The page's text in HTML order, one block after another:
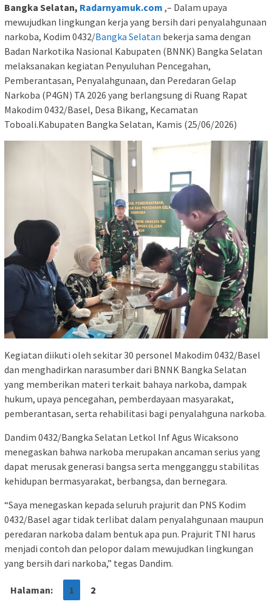
Bangka Selatan, Radarnyamuk.com ,– Dalam upaya
mewujudkan lingkungan kerja yang bersih dari penyalahgunaan
narkoba, Kodim 0432/Bangka Selatan bekerja sama dengan
Badan Narkotika Nasional Kabupaten (BNNK) Bangka Selatan
melaksanakan kegiatan Penyuluhan Pencegahan,
Pemberantasan, Penyalahgunaan, dan Peredaran Gelap
Narkoba (P4GN) TA 2026 yang berlangsung di Ruang Rapat
Makodim 0432/Basel, Desa Bikang, Kecamatan
Toboali.Kabupaten Bangka Selatan, Kamis (25/06/2026)
Kegiatan diikuti oleh sekitar 30 personel Makodim 0432/Basel
dan menghadirkan narasumber dari BNNK Bangka Selatan
yang memberikan materi terkait bahaya narkoba, dampak
hukum, upaya pencegahan, pemberdayaan masyarakat,
pemberantasan, serta rehabilitasi bagi penyalahguna narkoba.
Dandim 0432/Bangka Selatan Letkol Inf Agus Wicaksono
menegaskan bahwa narkoba merupakan ancaman serius yang
dapat merusak generasi bangsa serta mengganggu stabilitas
kehidupan bermasyarakat, berbangsa, dan bernegara.
“Saya menegaskan kepada seluruh prajurit dan PNS Kodim
0432/Basel agar tidak terlibat dalam penyalahgunaan maupun
peredaran narkoba dalam bentuk apa pun. Prajurit TNI harus
menjadi contoh dan pelopor dalam mewujudkan lingkungan
yang bersih dari narkoba,” tegas Dandim.
Halaman: 1 2